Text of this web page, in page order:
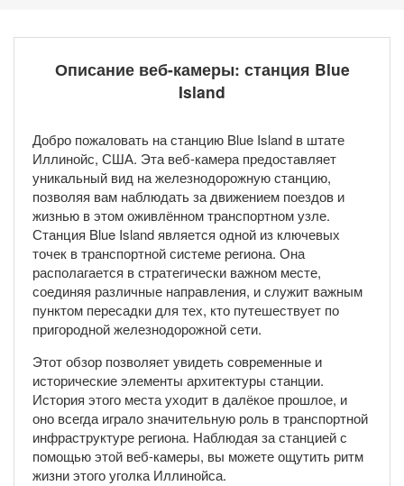
Описание веб-камеры: станция Blue
Island
Добро пожаловать на станцию Blue Island в штате
Иллинойс, США. Эта веб-камера предоставляет
уникальный вид на железнодорожную станцию,
позволяя вам наблюдать за движением поездов и
жизнью в этом оживлённом транспортном узле.
Станция Blue Island является одной из ключевых
точек в транспортной системе региона. Она
располагается в стратегически важном месте,
соединяя различные направления, и служит важным
пунктом пересадки для тех, кто путешествует по
пригородной железнодорожной сети.
Этот обзор позволяет увидеть современные и
исторические элементы архитектуры станции.
История этого места уходит в далёкое прошлое, и
оно всегда играло значительную роль в транспортной
инфраструктуре региона. Наблюдая за станцией с
помощью этой веб-камеры, вы можете ощутить ритм
жизни этого уголка Иллинойса.